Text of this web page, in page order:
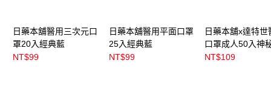
每筆NT$100，滿NT$399(含以上)免運費
日藥本舖醫用三次元口
罩20入經典藍
NT$99
日藥本舖醫用平面口罩
25入經典藍
NT$99
日藥本舖x達特世
口罩成人50入神
NT$109